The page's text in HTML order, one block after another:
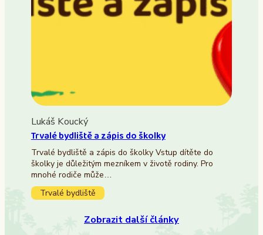
Lukáš Koucký
Trvalé bydliště a zápis do školky
Trvalé bydliště a zápis do školky Vstup dítěte do
školky je důležitým mezníkem v životě rodiny. Pro
mnohé rodiče může…
Trvalé bydliště
Zobrazit další články